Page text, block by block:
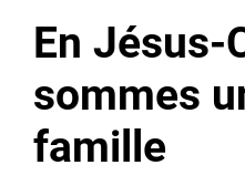
En Jésus-
sommes
famille